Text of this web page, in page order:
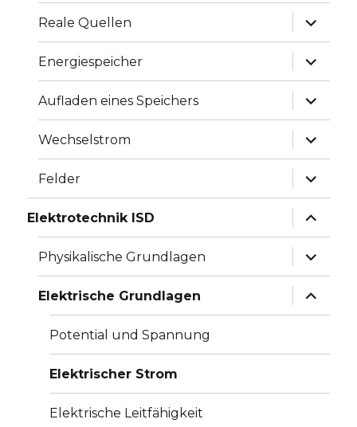
Reale Quellen
Energiespeicher
Aufladen eines Speichers
Wechselstrom
Felder
Elektrotechnik ISD
Physikalische Grundlagen
Elektrische Grundlagen
Potential und Spannung
Elektrischer Strom
Elektrische Leitfähigkeit